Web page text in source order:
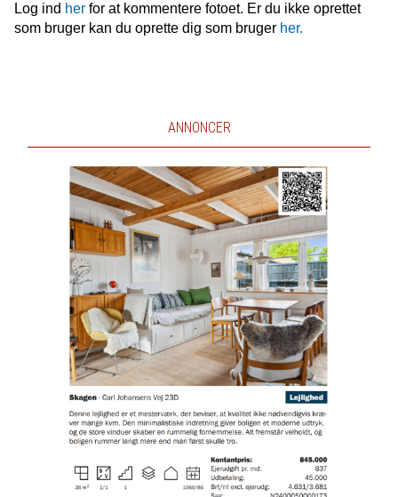
Log ind herfor at kommentere fotoet. Er du ikke oprettet
som bruger kan du oprette dig som bruger her.
ANNONCER